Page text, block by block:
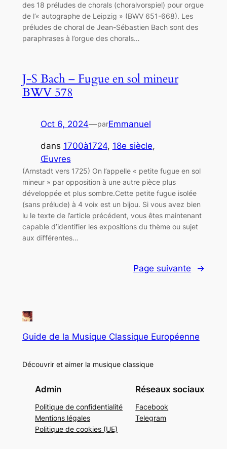
des 18 préludes de chorals (choralvorspiel) pour orgue
de l’« autographe de Leipzig » (BWV 651-668). Les
préludes de choral de Jean-Sébastien Bach sont des
paraphrases à l’orgue des chorals…
J-S Bach – Fugue en sol mineur
BWV 578
Oct 6, 2024—parEmmanuel
dans 1700à1724, 18e siècle
Œuvres
(Arnstadt vers 1725) On l’appelle « petite fugue en sol
mineur » par opposition à une autre pièce plus
développée et plus sombre.Cette petite fugue isolée
(sans prélude) à 4 voix est un bijou. Si vous avez bien
lu le texte de l’article précédent, vous êtes maintenant
capable d’identifier les expositions du thème ou sujet
aux différentes…
Page suivante →
Guide de la Musique Classique Européenne
Découvrir et aimer la musique classique
Admin
Politique de confidentialité
Mentions légales
Politique de cookies (UE)
Réseaux sociaux
Facebook
Telegram